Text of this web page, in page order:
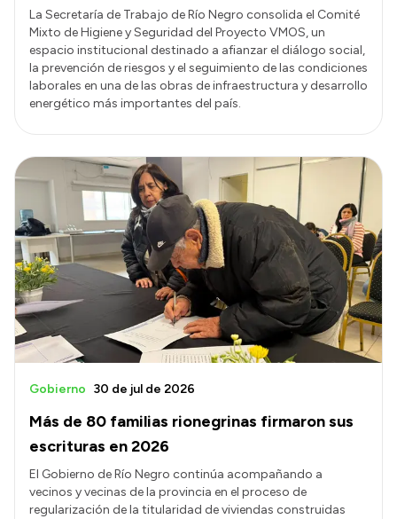
La Secretaría de Trabajo de Río Negro consolida el Comité
Mixto de Higiene y Seguridad del Proyecto VMOS, un
espacio institucional destinado a afianzar el diálogo social,
la prevención de riesgos y el seguimiento de las condiciones
laborales en una de las obras de infraestructura y desarrollo
energético más importantes del país.
Más de 80 familias rionegrinas firmaron sus
escrituras en 2026
Gobierno 30 de jul de 2026
El Gobierno de Río Negro continúa acompañando a
vecinos y vecinas de la provincia en el proceso de
regularización de la titularidad de viviendas construidas